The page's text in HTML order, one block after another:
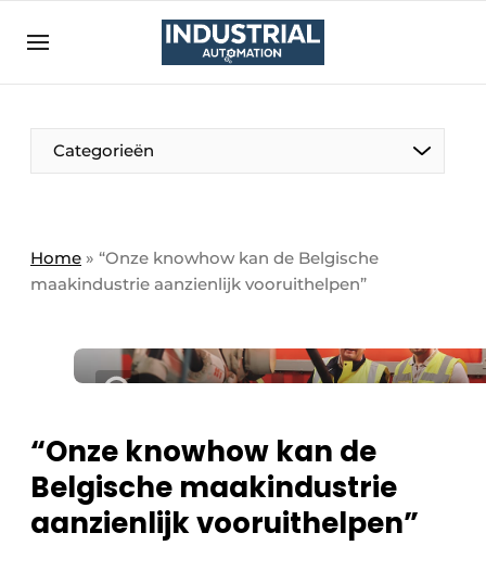
Aanmelden
Bedrijven
Bedrijven
Direct contact
Eigen content aanleveren
Nieuwsbrief
Podcasts
Privacy / Cookie statement
Vacature aanmelden
Categorieën
Home » “Onze knowhow kan de Belgische
maakindustrie aanzienlijk vooruithelpen”
“Onze knowhow kan de
Belgische maakindustrie
aanzienlijk vooruithelpen”